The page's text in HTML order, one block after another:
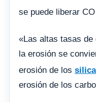
se puede liberar CO
«Las altas tasas de
la erosión se
erosión de los
erosión de los